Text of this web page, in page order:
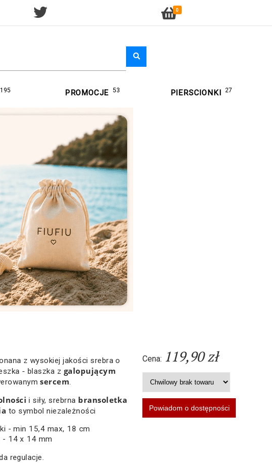
0
195 PROMOCJE 53 PIERSCIONKI 27
z wysokiej jakości srebra o
- blaszka z galopującym
sercem.
i siły, srebrna bransoletka
to symbol niezależności
- min 15,4 max, 18 cm
- 14 x 14 mm
regulacje.
Cena: 119,90 zł